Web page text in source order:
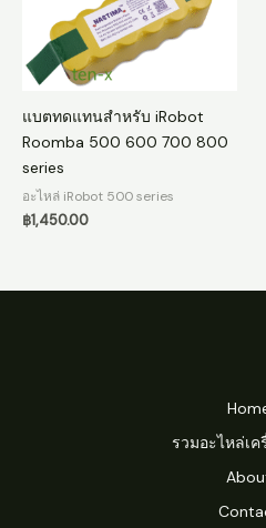
แบตทดแทนสำหรับ iRobot
Roomba 500 600 700 800
series
อะไหล่ iRobot 500 series
฿1,450.00
รวมอะไหล่เ